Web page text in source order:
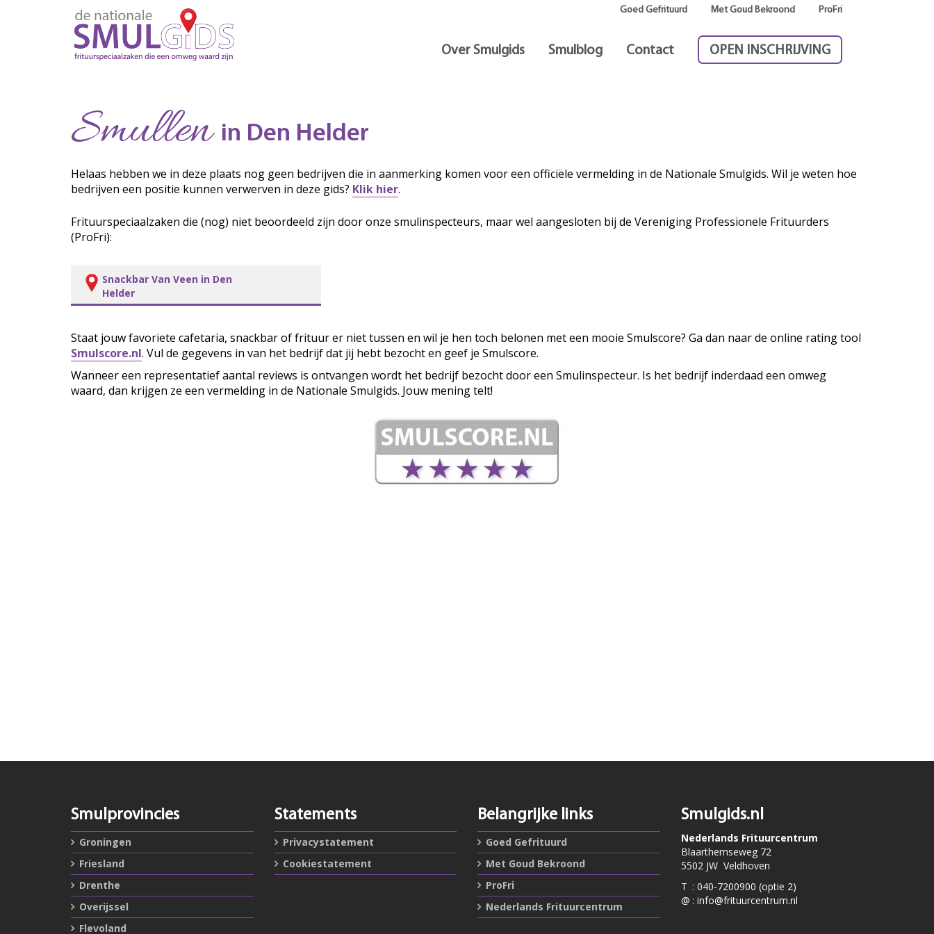
Goed Gefrituurd Met Goud Bekroond ProFri
Over Smulgids Smulblog Contact OPEN INSCHRIJVING
Smullenin Den Helder
Helaas hebben we in deze plaats nog geen bedrijven die in aanmerking komen voor een officiële vermelding in de Nationale Smulgids. Wil je weten hoe
bedrijven een positie kunnen verwerven in deze gids? Klik hier.
Frituurspeciaalzaken die (nog) niet beoordeeld zijn door onze smulinspecteurs, maar wel aangesloten bij de Vereniging Professionele Frituurders
(ProFri):
Snackbar Van Veen in Den
Helder
Staat jouw favoriete cafetaria, snackbar of frituur er niet tussen en wil je hen toch belonen met een mooie Smulscore? Ga dan naar de online rating tool
Smulscore.nl. Vul de gegevens in van het bedrijf dat jij hebt bezocht en geef je Smulscore.
Wanneer een representatief aantal reviews is ontvangen wordt het bedrijf bezocht door een Smulinspecteur. Is het bedrijf inderdaad een omweg
waard, dan krijgen ze een vermelding in de Nationale Smulgids. Jouw mening telt!
Smulprovincies
Groningen
Friesland
Drenthe
Overijssel
Flevoland
Statements
Privacystatement
Cookiestatement
Belangrijke links
Goed Gefrituurd
Met Goud Bekroond
ProFri
Nederlands Frituurcentrum
Smulgids.nl
Nederlands Frituurcentrum
Blaarthemseweg 72
5502 JW Veldhoven
T : 040-7200900 (optie 2)
@ : info@frituurcentrum.nl